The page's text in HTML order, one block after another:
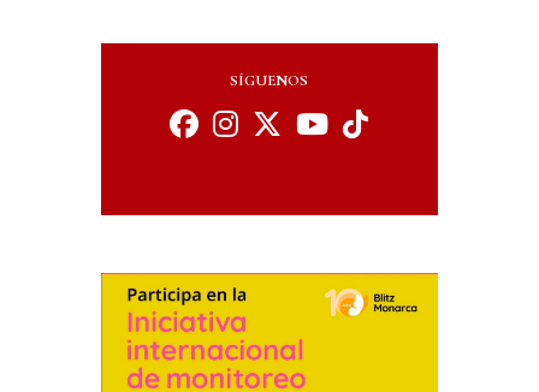
SÍGUENOS